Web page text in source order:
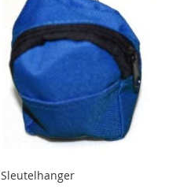
Sleutelhanger